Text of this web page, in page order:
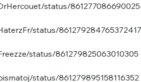
status/
status/861279284765372417
status/861279825063010305
status/861279895158116352